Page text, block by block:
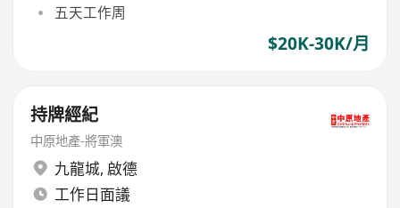
五天工作周
$20K-30K/月
持牌經紀
中原地產-將軍澳
九龍城, 啟德
工作日面議